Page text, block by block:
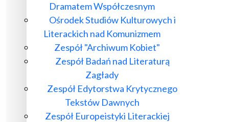
Dramatem Współczesnym
Ośrodek Studiów Kulturowych i
Literackich nad Komunizmem
Zespół "Archiwum Kobiet"
Zespół Badań nad Literaturą
Zagłady
Zespół Edytorstwa Krytycznego
Tekstów Dawnych
Zespół Europeistyki Literackiej